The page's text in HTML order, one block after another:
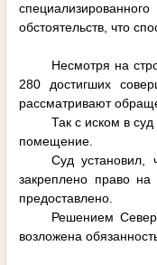
обстоятельств, что
Несмотря на
280 достигших
рассматривают
Так с иском в
помещение.
Суд установил,
закреплено право
предоставлено.
Решением
возложена